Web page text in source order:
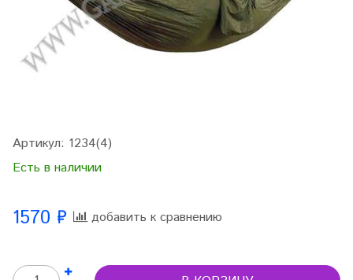
Артикул: 1234(4)
Есть в наличии
1570 ₽ добавить к сравнению